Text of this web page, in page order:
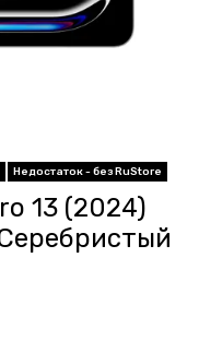
Недостаток - без RuStore
13 (2024)